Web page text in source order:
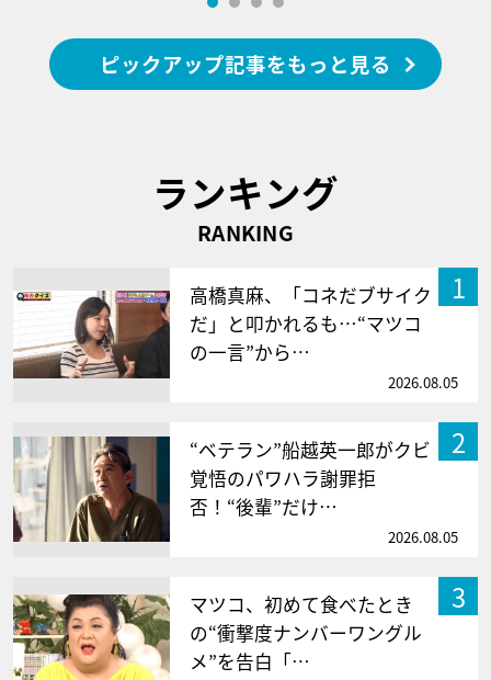
ピックアップ記事をもっと見る
ランキング
RANKING
1
高橋真麻、「コネだブサイク
だ」と叩かれるも…“マツコ
の一言”から…
2026.08.05
2
“ベテラン”船越英一郎がクビ
覚悟のパワハラ謝罪拒
否！“後輩”だけ…
2026.08.05
3
マツコ、初めて食べたとき
の“衝撃度ナンバーワングル
メ”を告白「…